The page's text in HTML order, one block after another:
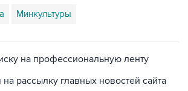
Минкультуры
на профессиональную ленту
на рассылку главных новостей сайта